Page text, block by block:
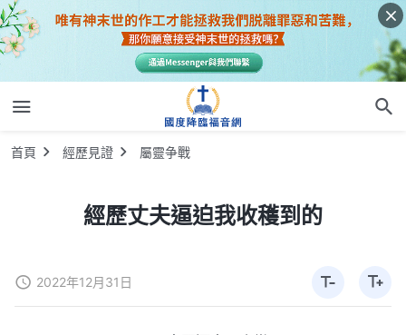
首頁 經歷見證 屬靈争戰
經歷丈夫逼迫我收穫到的
2022年12月31日